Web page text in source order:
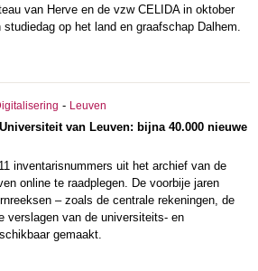
van Herve en de vzw CELIDA in oktober
op het land en graafschap Dalhem.
- Leuven
van Leuven: bijna 40.000 nieuwe
inventarisnummers uit het archief van de
online te raadplegen. De voorbije jaren
– zoals de centrale rekeningen, de
verslagen van de universiteits- en
gemaakt.